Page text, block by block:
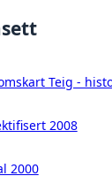
Teig -
2008
2000